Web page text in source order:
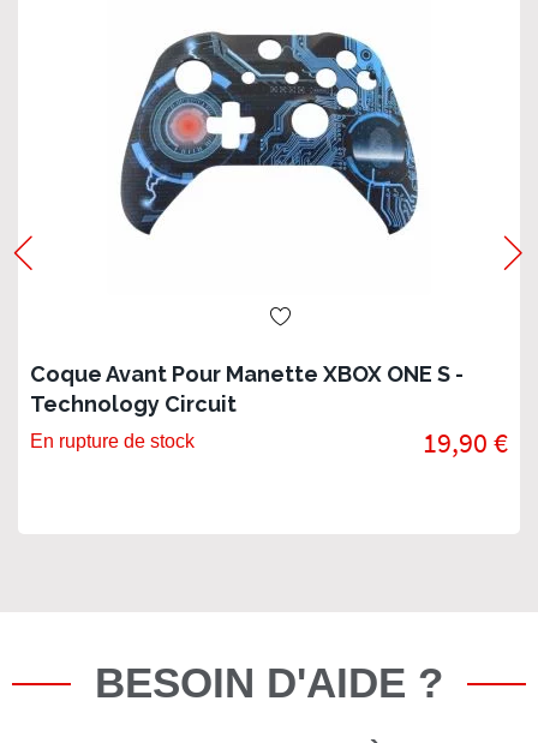
Coque Avant Pour Manette XBOX ONE S -
Technology Circuit
En rupture de stock 19,90 €
BESOIN D'AIDE ?